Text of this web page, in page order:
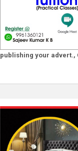
publishing your advert.,